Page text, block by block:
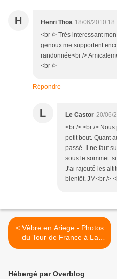
H Henri Thoa 18/06/2010
<br /> Très interessant
genoux me supportent
randonnée<br />
<br />
Répondre
L Le Castor 20/06/
<br /> <br />
petit bout. Quant
passé. Il ne faut
sous le sommet
J'ai rajouté les
bientôt. JM<br />
< Vèbre en Ariege - Photos
du Tour de France à La
Remise
Hébergé par Overblog